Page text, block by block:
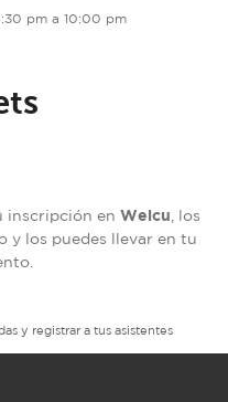
pm a 10:00 pm
inscripción en Welcu , los
y los puedes llevar en tu
y registrar a tus asistentes